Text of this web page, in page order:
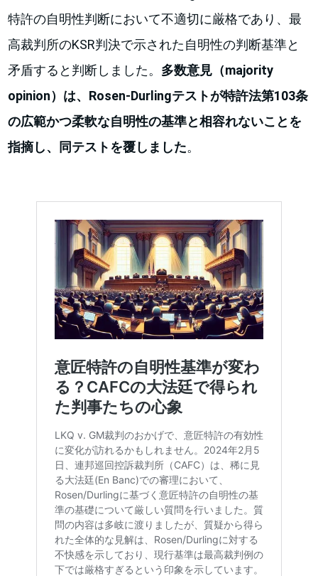
特許の自明性判断において不適切に厳格であり、最
高裁判所のKSR判決で示された自明性の判断基準と
矛盾すると判断しました。 多数意見（majority
opinion）は、Rosen-Durlingテストが特許法第103条
の広範かつ柔軟な自明性の基準と相容れないことを
指摘し、同テストを覆しました。